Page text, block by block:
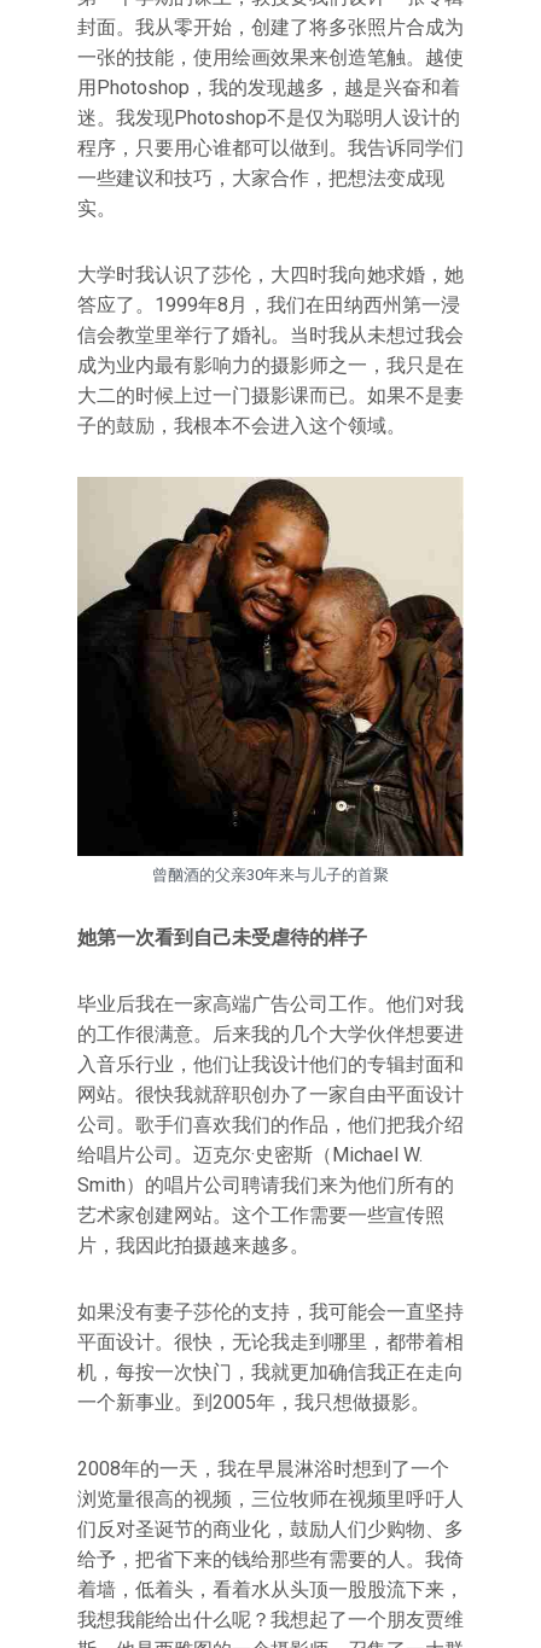
封面。我从零开始，创建了将多张照片合成为
一张的技能，使用绘画效果来创造笔触。越使
用Photoshop，我的发现越多，越是兴奋和着
迷。我发现Photoshop不是仅为聪明人设计的
程序，只要用心谁都可以做到。我告诉同学们
一些建议和技巧，大家合作，把想法变成现
实。
大学时我认识了莎伦，大四时我向她求婚，她
答应了。1999年8月，我们在田纳西州第一浸
信会教堂里举行了婚礼。当时我从未想过我会
成为业内最有影响力的摄影师之一，我只是在
大二的时候上过一门摄影课而已。如果不是妻
子的鼓励，我根本不会进入这个领域。
曾酗酒的父亲30年来与儿子的首聚
她第一次看到自己未受虐待的样子
毕业后我在一家高端广告公司工作。他们对我
的工作很满意。后来我的几个大学伙伴想要进
入音乐行业，他们让我设计他们的专辑封面和
网站。很快我就辞职创办了一家自由平面设计
公司。歌手们喜欢我们的作品，他们把我介绍
给唱片公司。迈克尔·史密斯（Michael W.
Smith）的唱片公司聘请我们来为他们所有的
艺术家创建网站。这个工作需要一些宣传照
片，我因此拍摄越来越多。
如果没有妻子莎伦的支持，我可能会一直坚持
平面设计。很快，无论我走到哪里，都带着相
机，每按一次快门，我就更加确信我正在走向
一个新事业。到2005年，我只想做摄影。
2008年的一天，我在早晨淋浴时想到了一个
浏览量很高的视频，三位牧师在视频里呼吁人
们反对圣诞节的商业化，鼓励人们少购物、多
给予，把省下来的钱给那些有需要的人。我倚
着墙，低着头，看着水从头顶一股股流下来，
我想我能给出什么呢？我想起了一个朋友贾维